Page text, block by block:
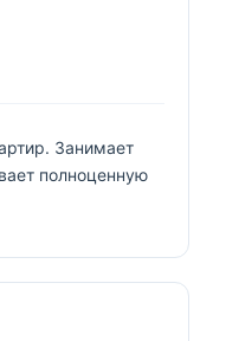
Занимает
полноценную